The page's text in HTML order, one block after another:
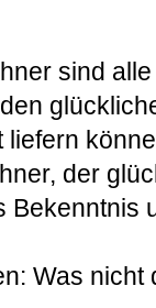
sind
liefern
der
Bekenntnis
Was nicht